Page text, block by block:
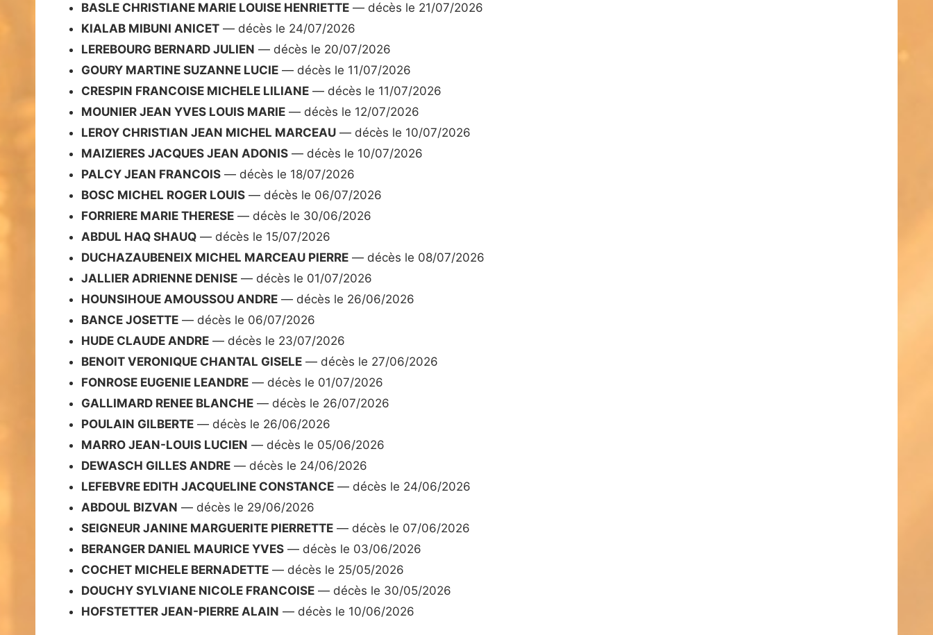
BASLE CHRISTIANE MARIE LOUISE HENRIETTE — décès le 21/07/2026
KIALAB MIBUNI ANICET — décès le 24/07/2026
LEREBOURG BERNARD JULIEN — décès le 20/07/2026
GOURY MARTINE SUZANNE LUCIE — décès le 11/07/2026
CRESPIN FRANCOISE MICHELE LILIANE — décès le 11/07/2026
MOUNIER JEAN YVES LOUIS MARIE — décès le 12/07/2026
LEROY CHRISTIAN JEAN MICHEL MARCEAU — décès le 10/07/2026
MAIZIERES JACQUES JEAN ADONIS — décès le 10/07/2026
PALCY JEAN FRANCOIS — décès le 18/07/2026
BOSC MICHEL ROGER LOUIS — décès le 06/07/2026
FORRIERE MARIE THERESE — décès le 30/06/2026
ABDUL HAQ SHAUQ — décès le 15/07/2026
DUCHAZAUBENEIX MICHEL MARCEAU PIERRE — décès le 08/07/2026
JALLIER ADRIENNE DENISE — décès le 01/07/2026
HOUNSIHOUE AMOUSSOU ANDRE — décès le 26/06/2026
BANCE JOSETTE — décès le 06/07/2026
HUDE CLAUDE ANDRE — décès le 23/07/2026
BENOIT VERONIQUE CHANTAL GISELE — décès le 27/06/2026
FONROSE EUGENIE LEANDRE — décès le 01/07/2026
GALLIMARD RENEE BLANCHE — décès le 26/07/2026
POULAIN GILBERTE — décès le 26/06/2026
MARRO JEAN-LOUIS LUCIEN — décès le 05/06/2026
DEWASCH GILLES ANDRE — décès le 24/06/2026
LEFEBVRE EDITH JACQUELINE CONSTANCE — décès le 24/06/2026
ABDOUL BIZVAN — décès le 29/06/2026
SEIGNEUR JANINE MARGUERITE PIERRETTE — décès le 07/06/2026
BERANGER DANIEL MAURICE YVES — décès le 03/06/2026
COCHET MICHELE BERNADETTE — décès le 25/05/2026
DOUCHY SYLVIANE NICOLE FRANCOISE — décès le 30/05/2026
HOFSTETTER JEAN-PIERRE ALAIN — décès le 10/06/2026